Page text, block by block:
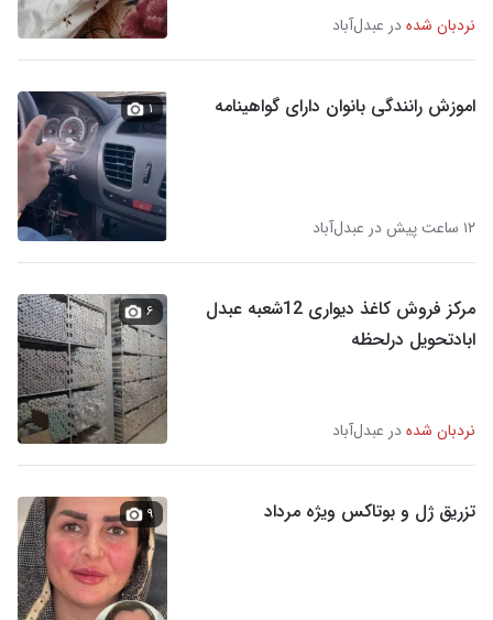
نردبان شدهدر عبدل‌آباد
اموزش رانندگی بانوان دارای گواهینامه
۱۲ ساعت پیش در عبدل‌آباد
۱
مرکز فروش کاغذ دیواری 12شعبه عبدل
ابادتحویل درلحظه
نردبان شدهدر عبدل‌آباد
۶
تزریق ژل و بوتاکس ویژه مرداد ۹